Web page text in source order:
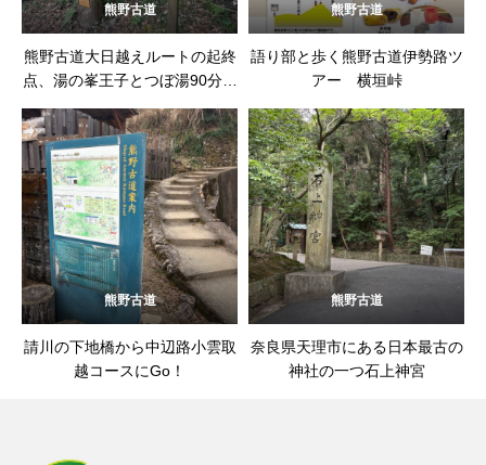
熊野古道
熊野古道大日越えルートの起終
点、湯の峯王子とつぼ湯90分待
熊野古道
語り部と歩く熊野古道伊勢路ツ
アー 横垣峠
熊野古道
請川の下地橋から中辺路小雲取
越コースにGo！
熊野古道
奈良県天理市にある日本最古の
神社の一つ石上神宮